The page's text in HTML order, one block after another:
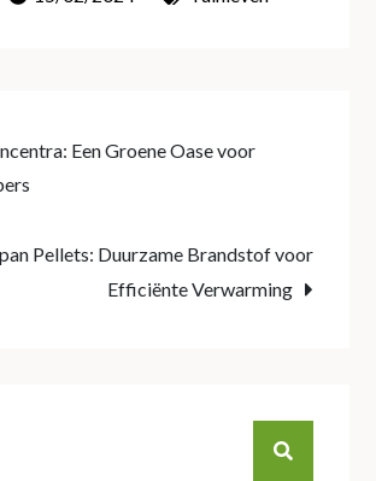
Een Groene Oase voor
Pellets: Duurzame Brandstof voor
Efficiënte Verwarming